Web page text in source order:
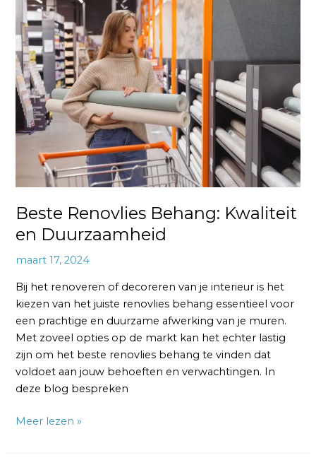
Beste Renovlies Behang: Kwaliteit
en Duurzaamheid
maart 17, 2024
Bij het renoveren of decoreren van je interieur is het
kiezen van het juiste renovlies behang essentieel voor
een prachtige en duurzame afwerking van je muren.
Met zoveel opties op de markt kan het echter lastig
zijn om het beste renovlies behang te vinden dat
voldoet aan jouw behoeften en verwachtingen. In
deze blog bespreken
Beste
Renovlies
Behang:
Kwaliteit
en
Duurzaamheid
Meer lezen »